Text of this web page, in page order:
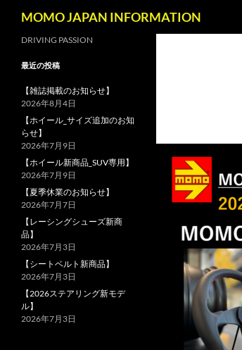
MOMO JAPAN INFORMATION
DRIVING PASSION
最近の投稿
【雑誌掲載のお知らせ】
2026年8月4日
【ホイール_サイズ追加のお知
らせ】
2026年7月9日
【ホイール新商品_SUV専用】
2026年7月9日
【夏季休業のお知らせ】
2026年7月7日
【レーシングシューズ新商
品】
2026年7月3日
【シートベルト新商品】
2026年7月3日
【2026ステアリング新モデ
ル】
2026年7月3日